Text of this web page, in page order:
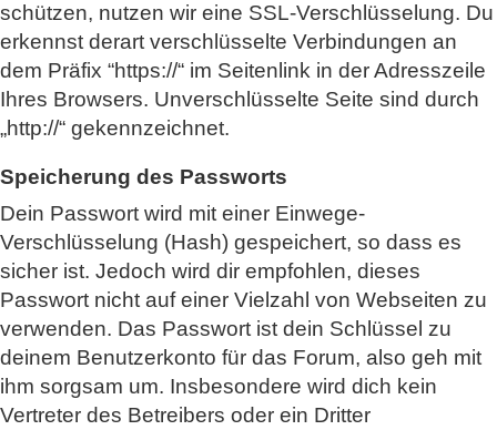
schützen, nutzen wir eine SSL-Verschlüsselung. Du
erkennst derart verschlüsselte Verbindungen an
dem Präfix “https://“ im Seitenlink in der Adresszeile
Ihres Browsers. Unverschlüsselte Seite sind durch
„http://“ gekennzeichnet.
Speicherung des Passworts
Dein Passwort wird mit einer Einwege-
Verschlüsselung (Hash) gespeichert, so dass es
sicher ist. Jedoch wird dir empfohlen, dieses
Passwort nicht auf einer Vielzahl von Webseiten zu
verwenden. Das Passwort ist dein Schlüssel zu
deinem Benutzerkonto für das Forum, also geh mit
ihm sorgsam um. Insbesondere wird dich kein
Vertreter des Betreibers oder ein Dritter